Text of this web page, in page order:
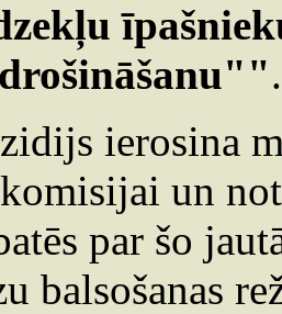
.
ierosina
un
par šo
balsošanas